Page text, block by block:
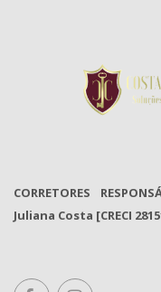
CORRETORES
Juliana Costa [CRECI